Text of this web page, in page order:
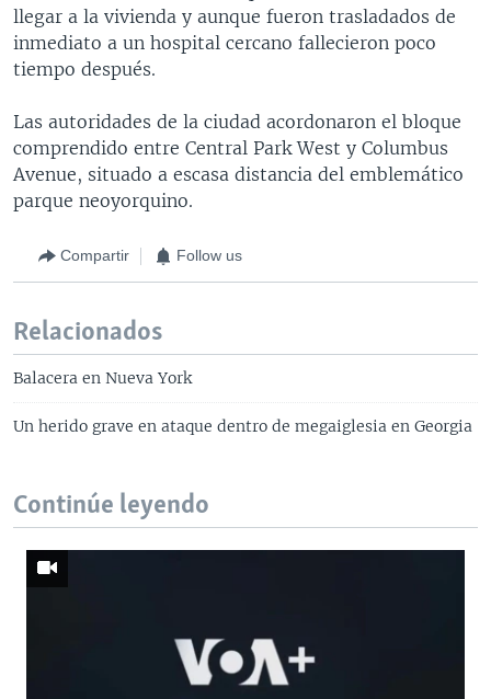
llegar a la vivienda y aunque fueron trasladados de
inmediato a un hospital cercano fallecieron poco
tiempo después.
Las autoridades de la ciudad acordonaron el bloque
comprendido entre Central Park West y Columbus
Avenue, situado a escasa distancia del emblemático
parque neoyorquino.
Compartir Follow us
Relacionados
Balacera en Nueva York
Un herido grave en ataque dentro de megaiglesia en Georgia
Continúe leyendo